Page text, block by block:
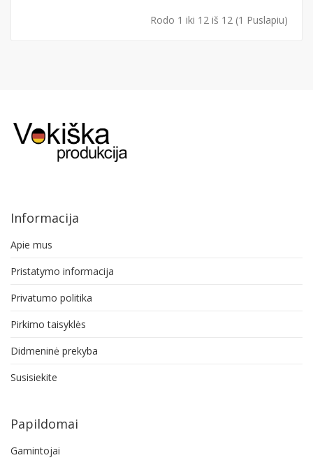
Rodo 1 iki 12 iš 12 (1 Puslapiu)
Informacija
Apie mus
Pristatymo informacija
Privatumo politika
Pirkimo taisyklės
Didmeninė prekyba
Susisiekite
Papildomai
Gamintojai